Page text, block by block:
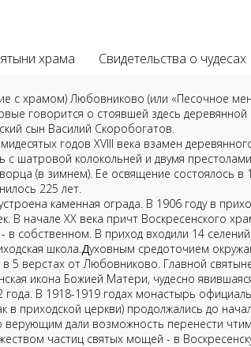
храма Свидетельства о чудесах
с храмом) Любовниково (или «Песочное
говорится о стоявшей здесь
сын Василий Скоробогатов.
годов XVIII века взамен
с шатровой колокольней и двумя
(в зимнем). Ее освящение состоялось
225 лет.
каменная ограда. В 1906 году в
В начале XX века причт Воскресенского
собственном. В приход входили 14
школа.Духовным средоточием
5 верстах от Любовниково. Главной
икона Божией Матери, чудесно
года. В 1918-1919 годах монастырь
в приходской церкви) продолжались до
верующим дали возможность перенести
частиц святых мощей - в